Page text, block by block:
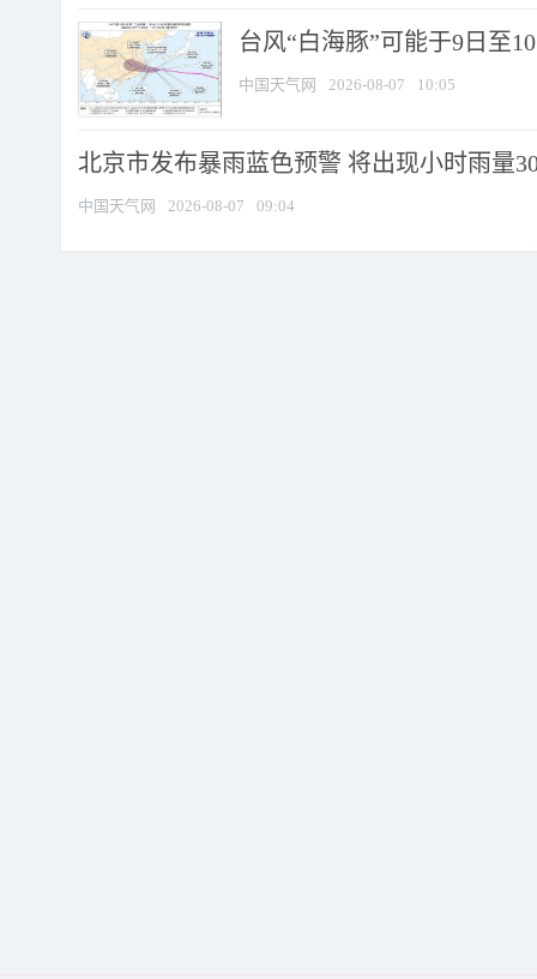
台风“白海豚”可能于9日至
中国天气网 2026-08-07 10:05
北京市发布暴雨蓝色预警 将出现小时雨量
中国天气网 2026-08-07 09:04